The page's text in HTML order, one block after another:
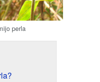
perla